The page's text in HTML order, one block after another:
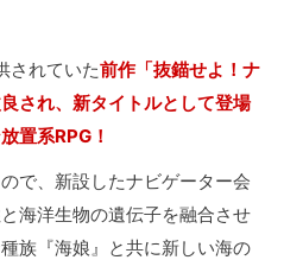
されていた前作「抜錨せよ！ナ
され、新タイトルとして登場
置系RPG！
で、新設したナビゲーター会
海洋生物の遺伝子を融合させ
族『海娘』と共に新しい海の